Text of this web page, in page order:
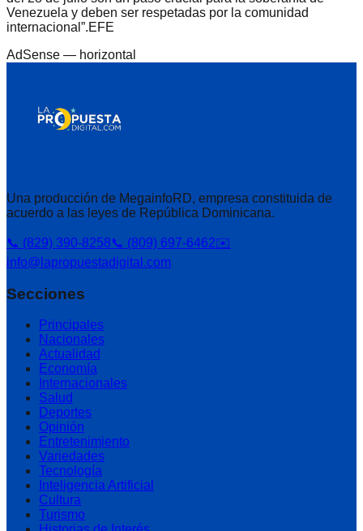
Venezuela y deben ser respetadas por la comunidad
internacional”.EFE
AdSense — horizontal
Una producción de MegainfoRD, empresa constituida de
acuerdo a las leyes de República Dominicana.
📞 (829) 390-8258📞 (809) 697-6462✉️
info@lapropuestadigital.com
Secciones
Principales
Nacionales
Actualidad
Economía
Internacionales
Salud
Deportes
Opinión
Entretenimiento
Variedades
Tecnología
Inteligencia Artificial
Cultura
Turismo